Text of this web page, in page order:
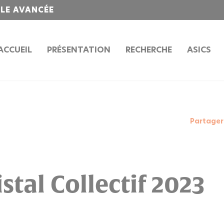
AVANCÉE
PRÉSENTATION RECHERCHE ASICS
Partager
Collectif 2023